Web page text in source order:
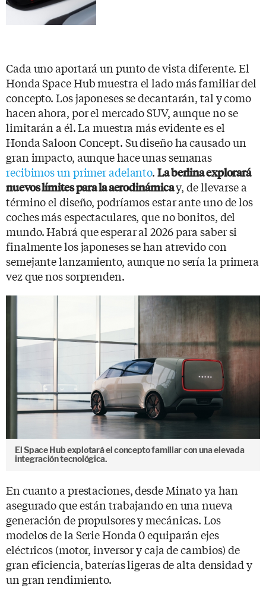
Cada uno aportará un punto de vista diferente. El
Honda Space Hub muestra el lado más familiar del
concepto. Los japoneses se decantarán, tal y como
hacen ahora, por el mercado SUV, aunque no se
limitarán a él. La muestra más evidente es el
Honda Saloon Concept. Su diseño ha causado un
gran impacto, aunque hace unas semanas
recibimos un primer adelanto.La berlina explorará
nuevos límites para la aerodinámicay, de llevarse a
término el diseño, podríamos estar ante uno de los
coches más espectaculares, que no bonitos, del
mundo. Habrá que esperar al 2026 para saber si
finalmente los japoneses se han atrevido con
semejante lanzamiento, aunque no sería la primera
vez que nos sorprenden.
El Space Hub explotará el concepto familiar con una elevada
integración tecnológica.
En cuanto a prestaciones, desde Minato ya han
asegurado que están trabajando en una nueva
generación de propulsores y mecánicas. Los
modelos de la Serie Honda 0 equiparán ejes
eléctricos (motor, inversor y caja de cambios) de
gran eficiencia, baterías ligeras de alta densidad y
un gran rendimiento.